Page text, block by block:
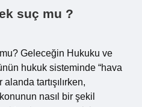
suç mu ?
Geleceğin Hukuku ve
hukuk sisteminde “hava
tartışılırken,
nasıl bir şekil